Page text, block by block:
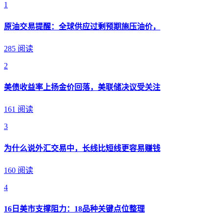
1
原油交易提醒：全球供应过剩预期施压油价，
285 阅读
2
美债收益率上扬金价回落，美联储决议受关注
161 阅读
3
为什么说外汇交易中，长线比短线更容易赚钱
160 阅读
4
16日美市支撑阻力：18品种关键点位整理